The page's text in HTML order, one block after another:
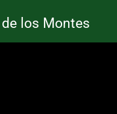
los Montes